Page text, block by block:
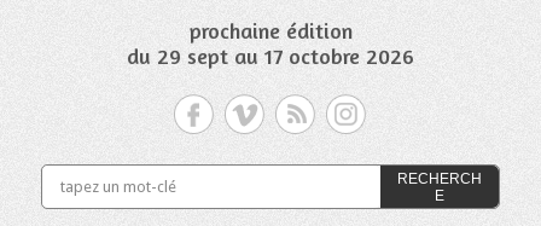
prochaine édition
du 29 sept au 17 octobre 2026
RECHERCH
E